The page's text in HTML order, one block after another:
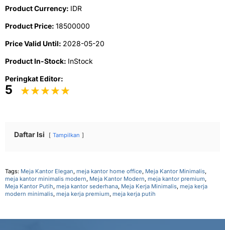
Product Currency: IDR
Product Price: 18500000
Price Valid Until: 2028-05-20
Product In-Stock: InStock
Peringkat Editor:
5
Daftar Isi Tampilkan
Tags: Meja Kantor Elegan, meja kantor home office, Meja Kantor Minimalis,
meja kantor minimalis modern, Meja Kantor Modern, meja kantor premium,
Meja Kantor Putih, meja kantor sederhana, Meja Kerja Minimalis, meja kerja
modern minimalis, meja kerja premium, meja kerja putih